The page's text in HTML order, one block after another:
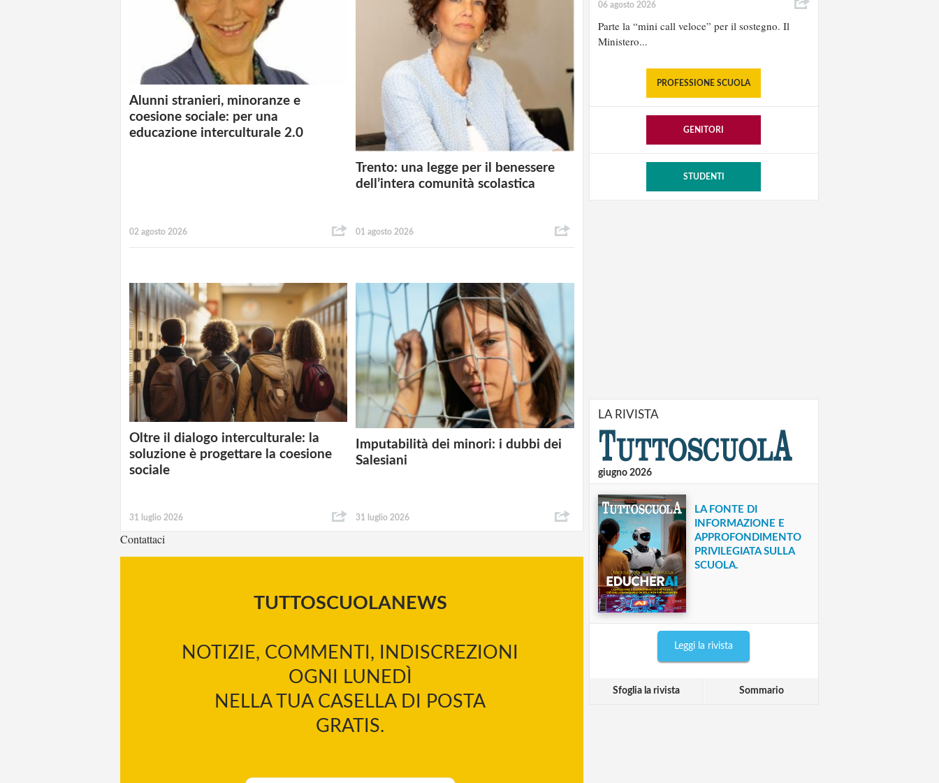
Alunni stranieri, minoranze e
coesione sociale: per una
educazione interculturale 2.0
02 agosto 2026
Trento: una legge per il benessere
dell’intera comunità scolastica
01 agosto 2026
Oltre il dialogo interculturale: la
soluzione è progettare la coesione
sociale
31 luglio 2026
Imputabilità dei minori: i dubbi dei
Salesiani
31 luglio 2026
Contattaci
TUTTOSCUOLANEWS
NOTIZIE, COMMENTI, INDISCREZIONI
OGNI LUNEDÌ
NELLA TUA CASELLA DI POSTA
GRATIS.
06 agosto 2026
Parte la “mini call veloce” per il sostegno. Il
Ministero...
PROFESSIONE SCUOLA
GENITORI
STUDENTI
LA RIVISTA
giugno 2026
LA FONTE DI
INFORMAZIONE E
APPROFONDIMENTO
PRIVILEGIATA SULLA
SCUOLA.
Leggi la rivista
Sfoglia la rivista Sommario